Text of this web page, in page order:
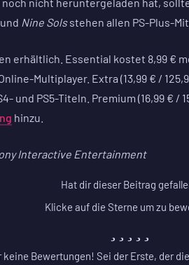
Nine Solsstehen allen PS-Plus-
erhältlich. Essential kostet 8,99 €
Multiplayer. Extra (13,99 € /
und PS5-Titeln. Premium (16,99 € /
hinzu.
Interactive Entertainment
Hat dir dieser Beitrag
Klicke auf die Sterne um zu
keine Bewertungen! Sei der Erste, der